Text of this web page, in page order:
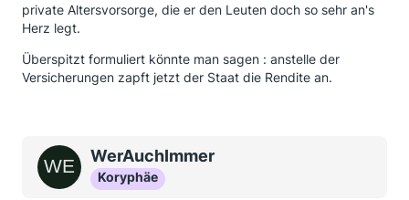
private Altersvorsorge, die er den Leuten doch so sehr an's
Herz legt.
Überspitzt formuliert könnte man sagen : anstelle der
Versicherungen zapft jetzt der Staat die Rendite an.
WerAuchImmer
Koryphäe